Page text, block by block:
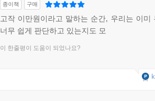
종이책 구매
고작 이만원이라고 말하는 순간, 우리는 이미
너무 쉽게 판단하고 있는지도 모
이 한줄평이 도움이 되었나요?